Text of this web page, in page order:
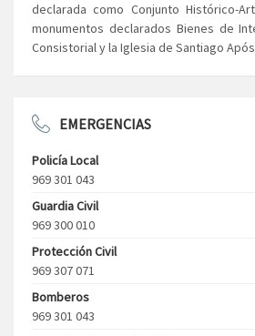
declarada como Conjunto Histórico-
monumentos declarados Bienes de
Consistorial y la Iglesia de Santiago
EMERGENCIAS
Policía Local
969 301 043
Guardia Civil
969 300 010
Protección Civil
969 307 071
Bomberos
969 301 043